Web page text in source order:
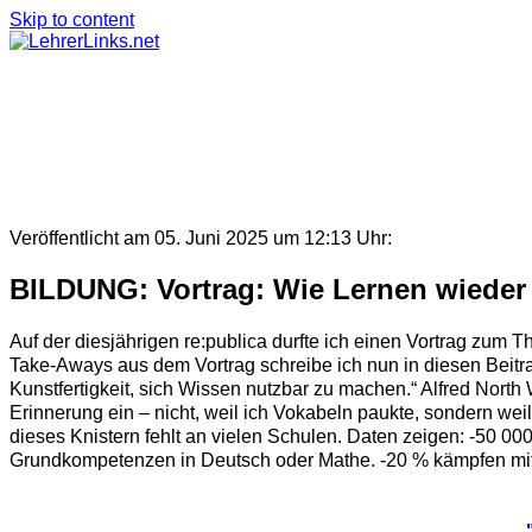
Skip to content
Veröffentlicht am 05. Juni 2025 um 12:13 Uhr:
BILDUNG: Vortrag: Wie Lernen
Auf der diesjährigen re:publica durfte ich einen Vortrag zum
Take-Aways aus dem Vortrag schreibe ich nun in diesen
Kunstfertigkeit, sich Wissen nutzbar zu machen.“ Alfred
Erinnerung ein – nicht, weil ich Vokabeln paukte, sondern
dieses Knistern fehlt an vielen Schulen. Daten zeigen: -50
Grundkompetenzen in Deutsch oder Mathe. -20 % kämpfen